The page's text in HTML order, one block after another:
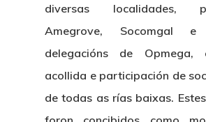
diversas localidades,
Amegrove, Socomgal
delegacións de Opmega,
acollida e participación de
de todas as rías baixas.